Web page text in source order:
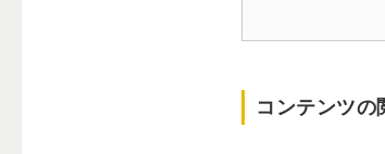
コンテンツの